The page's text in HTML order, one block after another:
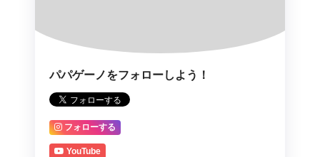
パパゲーノをフォローしよう！
フォローする
YouTube